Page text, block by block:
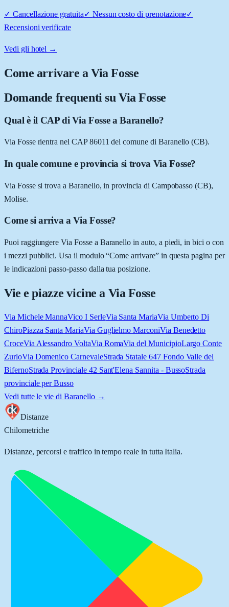
✓ Cancellazione gratuita✓ Nessun costo di prenotazione✓
Recensioni verificate
Vedi gli hotel →
Come arrivare aVia Fosse
Domande frequenti su Via Fosse
Qual è il CAP di Via Fosse a Baranello?
Via Fosse rientra nel CAP 86011 del comune di Baranello (CB).
In quale comune e provincia si trova Via Fosse?
Via Fosse si trova a Baranello, in provincia di Campobasso (CB),
Molise.
Come si arriva a Via Fosse?
Puoi raggiungere Via Fosse a Baranello in auto, a piedi, in bici o con
i mezzi pubblici. Usa il modulo “Come arrivare” in questa pagina per
le indicazioni passo-passo dalla tua posizione.
Vie e piazze vicine a Via Fosse
Via Michele MannaVico I SerleVia Santa MariaVia Umberto Di
ChiroPiazza Santa MariaVia Guglielmo MarconiVia Benedetto
CroceVia Alessandro VoltaVia RomaVia del MunicipioLargo Conte
ZurloVia Domenico CarnevaleStrada Statale 647 Fondo Valle del
BifernoStrada Provinciale 42 Sant'Elena Sannita - BussoStrada
provinciale per Busso
Vedi tutte le vie di Baranello→
Distanze
Chilometriche
Distanze, percorsi e traffico in tempo reale in tutta Italia.